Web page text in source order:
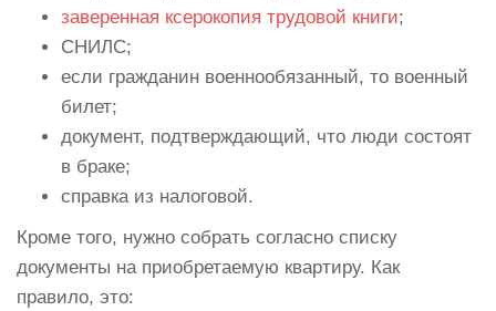
заверенная ксерокопия трудовой книги;
СНИЛС;
если гражданин военнообязанный, то военный
билет;
документ, подтверждающий, что люди состоят
в браке;
справка из налоговой.
Кроме того, нужно собрать согласно списку
документы на приобретаемую квартиру. Как
правило, это: